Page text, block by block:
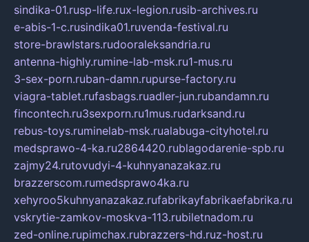
sindika-01.rusp-life.rux-legion.rusib-archives.ru
e-abis-1-c.rusindika01.ruvenda-festival.ru
store-brawlstars.rudooraleksandria.ru
antenna-highly.rumine-lab-msk.ru1-mus.ru
3-sex-porn.ruban-damn.rupurse-factory.ru
viagra-tablet.rufasbags.ruadler-jun.rubandamn.ru
fincontech.ru3sexporn.ru1mus.rudarksand.ru
rebus-toys.ruminelab-msk.rualabuga-cityhotel.ru
medsprawo-4-ka.ru2864420.rublagodarenie-spb.ru
zajmy24.rutovudyi-4-kuhnyanazakaz.ru
brazzerscom.rumedsprawo4ka.ru
xehyroo5kuhnyanazakaz.rufabrikayfabrikaefabrika.ru
vskrytie-zamkov-moskva-113.rubiletnadom.ru
zed-online.rupimchax.rubrazzers-hd.ruz-host.ru